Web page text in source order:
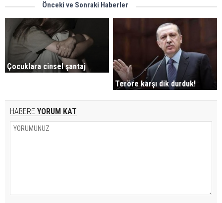
Önceki ve Sonraki Haberler
Çocuklara cinsel şantaj
Teröre karşı dik durduk!
HABERE YORUM KAT